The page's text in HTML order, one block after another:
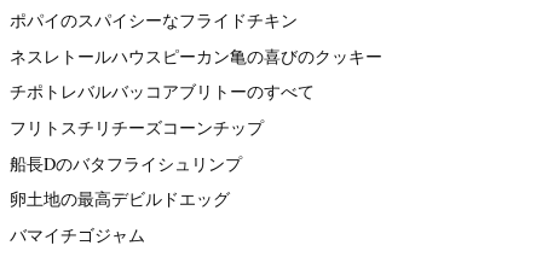
ポパイのスパイシーなフライドチキン
ネスレトールハウスピーカン亀の喜びのクッキー
チポトレバルバッコアブリトーのすべて
フリトスチリチーズコーンチップ
船長Dのバタフライシュリンプ
卵土地の最高デビルドエッグ
バマイチゴジャム